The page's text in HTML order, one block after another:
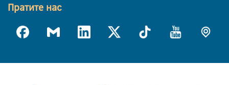
Пратите нас